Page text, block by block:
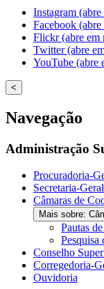
Instagram
Facebook
Flickr (abre em
Twitter (abre
YouTube (abre
<
Navegação
Administração
Procuradoria-
Secretaria-Geral
Câmaras de
Mais sobre:
Pautas
Pesquisa
Conselho
Corregedoria-
Ouvidoria